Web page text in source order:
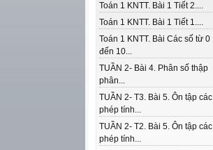
Toán 1 KNTT. Bài 1 Tiết 2....
Toán 1 KNTT. Bài 1 Tiết 1....
Toán 1 KNTT. Bài Các số từ 0
đến 10...
TUẦN 2- Bài 4. Phân số thập
phân...
TUẦN 2- T3. Bài 5. Ôn tập các
phép tính...
TUẦN 2- T2. Bài 5. Ôn tập các
phép tính...